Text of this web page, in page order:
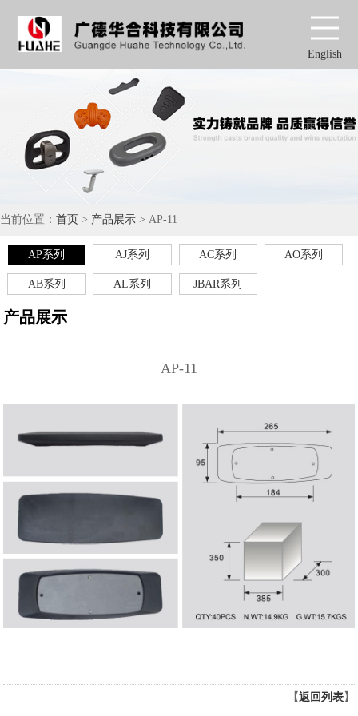
English
当前位置： 首页 > 产品展示 > AP-11
AP系列 AJ系列 AC系列 AO系列
AB系列 AL系列 JBAR系列
产品展示
AP-11
【返回列表】